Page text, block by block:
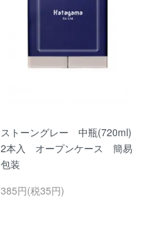
ストーングレー 中瓶(720ml)
2本入 オープンケース 簡易
包装
385円(税35円)